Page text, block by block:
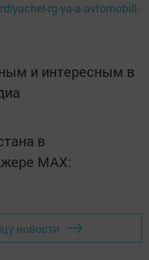
rg-ya-a-avtomobill-
и интересным в
в
MАХ:
новости